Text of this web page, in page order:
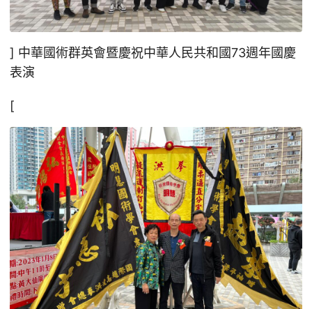
] 中華國術群英會暨慶祝中華人民共和國73週年國慶
表演
[